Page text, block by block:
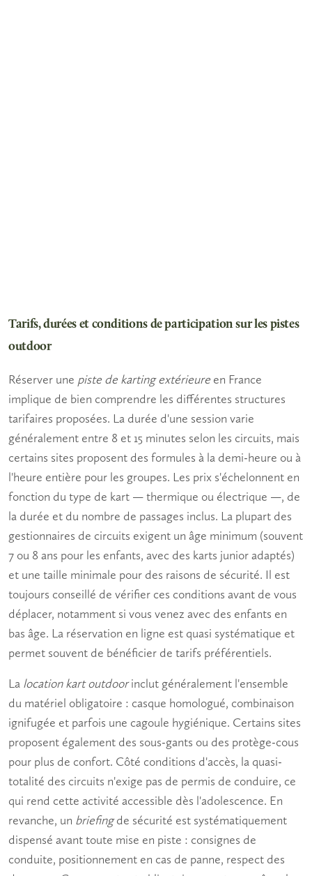
Tarifs, durées et conditions de participation sur les pistes
outdoor
Réserver une piste de karting extérieure en France
implique de bien comprendre les différentes structures
tarifaires proposées. La durée d'une session varie
généralement entre 8 et 15 minutes selon les circuits, mais
certains sites proposent des formules à la demi-heure ou à
l'heure entière pour les groupes. Les prix s'échelonnent en
fonction du type de kart — thermique ou électrique —, de
la durée et du nombre de passages inclus. La plupart des
gestionnaires de circuits exigent un âge minimum (souvent
7 ou 8 ans pour les enfants, avec des karts junior adaptés)
et une taille minimale pour des raisons de sécurité. Il est
toujours conseillé de vérifier ces conditions avant de vous
déplacer, notamment si vous venez avec des enfants en
bas âge. La réservation en ligne est quasi systématique et
permet souvent de bénéficier de tarifs préférentiels.
La location kart outdoorinclut généralement l'ensemble
du matériel obligatoire : casque homologué, combinaison
ignifugée et parfois une cagoule hygiénique. Certains sites
proposent également des sous-gants ou des protège-cous
pour plus de confort. Côté conditions d'accès, la quasi-
totalité des circuits n'exige pas de permis de conduire, ce
qui rend cette activité accessible dès l'adolescence. En
revanche, un briefingde sécurité est systématiquement
dispensé avant toute mise en piste : consignes de
conduite, positionnement en cas de panne, respect des